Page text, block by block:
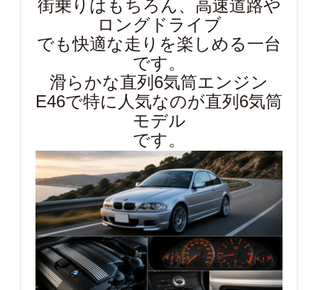
街乗りはもちろん、高速道路や
ロングドライブ
でも快適な走りを楽しめる一台
です。
滑らかな直列6気筒エンジン
E46で特に人気なのが直列6気筒
モデル
です。